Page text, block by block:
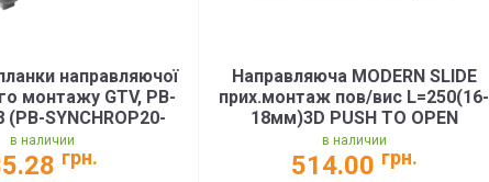
направляючої
монтажу GTV, PB-
(PB-SYNCHROP20-
PRO-MOC)
в наличии
грн.
Направляюча MODERN SLIDE
прих.монтаж пов/вис L=250(16-
18мм)3D PUSH TO OPEN
35кг(PB-3D0FPO18-250-PRO)
в наличии
514.00 грн.